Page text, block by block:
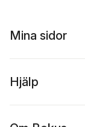
Mina sidor
Hjälp